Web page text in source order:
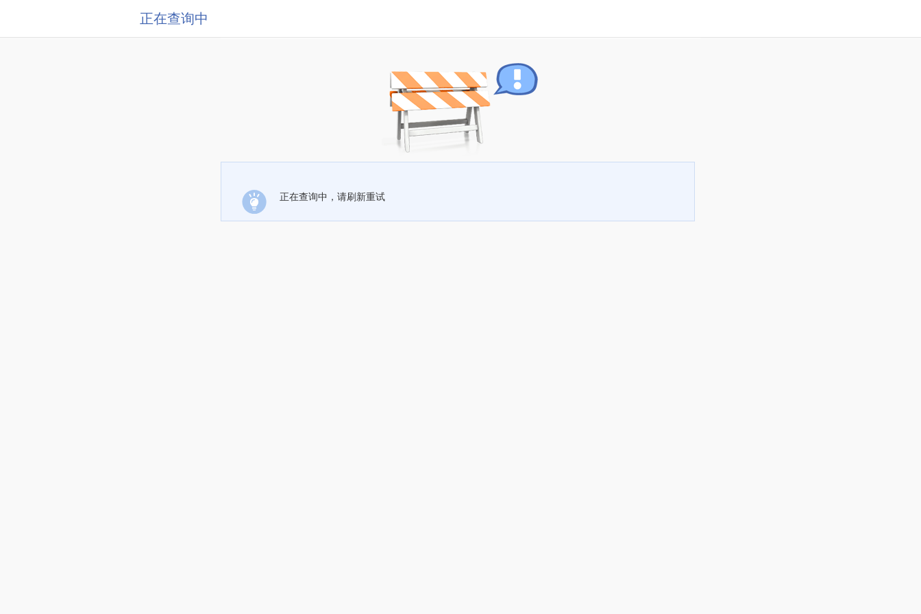
正在查询中
正在查询中，请刷新重试